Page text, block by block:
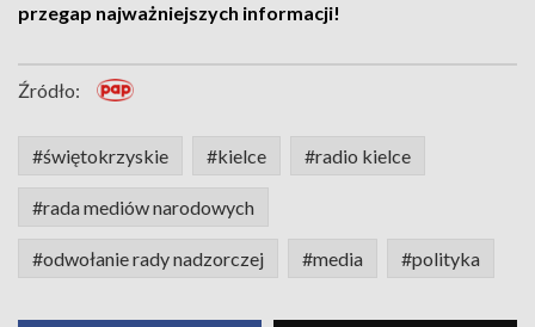
przegap najważniejszych informacji!
Źródło:
#świętokrzyskie #kielce #radio kielce
#rada mediów narodowych
#odwołanie rady nadzorczej #media #polityka